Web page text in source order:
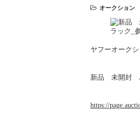
オークション
ヤフーオークシ
新品 未開封
https://